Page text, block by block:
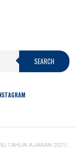
SEARCH
TAHUN AJARAN 2021/2022